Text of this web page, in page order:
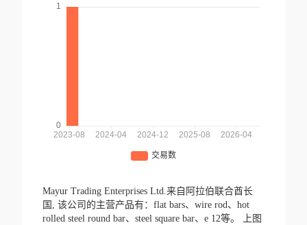
Mayur Trading Enterprises Ltd.来自阿拉伯联合酋长
国, 该公司的主营产品有：flat bars、wire rod、hot
rolled steel round bar、steel square bar、e 12等。
上图